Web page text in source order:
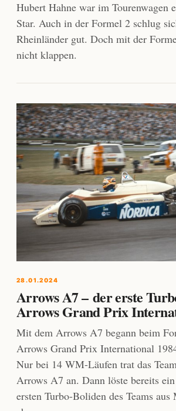
Hubert Hahne war im Tourenwagen
Star. Auch in der Formel 2 schlug
Rheinländer gut. Doch mit der
nicht klappen.
28.01.2024
Arrows A7 – der erste
Arrows Grand Prix
Mit dem Arrows A7 begann beim
Arrows Grand Prix International
Nur bei 14 WM-Läufen trat das
Arrows A7 an. Dann löste bereits
ersten Turbo-Boliden des Teams